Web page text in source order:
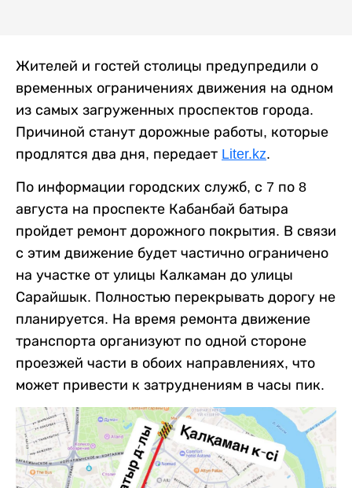
Жителей и гостей столицы предупредили о
временных ограничениях движения на одном
из самых загруженных проспектов города.
Причиной станут дорожные работы, которые
продлятся два дня, передает Liter.kz.
По информации городских служб, с 7 по 8
августа на проспекте Кабанбай батыра
пройдет ремонт дорожного покрытия. В связи
с этим движение будет частично ограничено
на участке от улицы Калкаман до улицы
Сарайшык. Полностью перекрывать дорогу не
планируется. На время ремонта движение
транспорта организуют по одной стороне
проезжей части в обоих направлениях, что
может привести к затруднениям в часы пик.